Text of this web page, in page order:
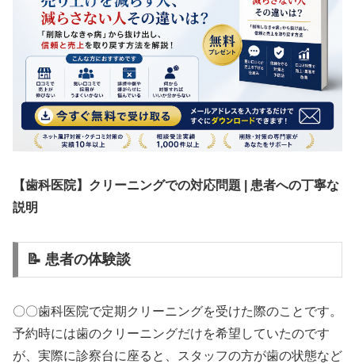
【歯科医院】クリーニングでの対応問題 | 患者への丁寧な
説明
📝 患者の体験談
〇〇歯科医院で定期クリーニングを受けた際のことです。
予約時には歯のクリーニングだけを希望していたのです
が、実際に診察台に座ると、スタッフの方が歯の状態など